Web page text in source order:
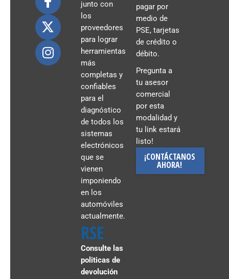
junto con
los
proveedores
para lograr
herramientas
más
completas y
confiables
para el
diagnóstico
de todos los
sistemas
electrónicos
que se
vienen
imponiendo
en los
automóviles
actualmente.
RSE
Consulte las
politicas de
devolución
pagar por
medio de
PSE, tarjetas
de crédito o
débito.
Pregunta a
tu asesor
comercial
por esta
modalidad y
tu link estará
listo!
¡CONTÁCTANOS
AHORA!